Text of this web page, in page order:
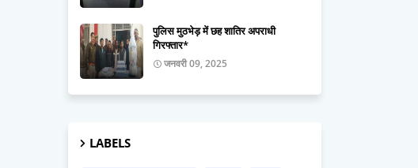
पुलिस मुठभेड़ में छह शातिर अपराधी
गिरफ्तार*
जनवरी 09, 2025
LABELS